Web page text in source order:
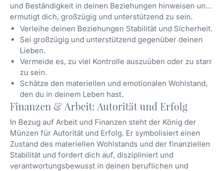
und Beständigkeit in deinen Beziehungen hinweisen und
ermutigt dich, großzügig und unterstützend zu sein.
Verleihe deinen Beziehungen Stabilität und Sicherheit.
Sei großzügig und unterstützend gegenüber deinen
Lieben.
Vermeide es, zu viel Kontrolle auszuüben oder zu starr
zu sein.
Schätze den materiellen und emotionalen Wohlstand,
den du in deinem Leben hast.
Finanzen & Arbeit: Autorität und Erfolg
In Bezug auf Arbeit und Finanzen steht der König der
Münzen für Autorität und Erfolg. Er symbolisiert einen
Zustand des materiellen Wohlstands und der finanziellen
Stabilität und fordert dich auf, diszipliniert und
verantwortungsbewusst in deinen beruflichen und